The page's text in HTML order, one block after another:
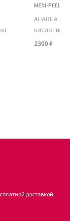
MEDI-PEEL
AHABHA
кислотным
2300 ₽
доставкой.